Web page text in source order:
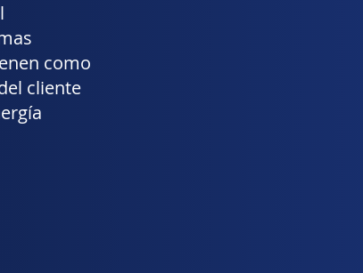
como
cliente